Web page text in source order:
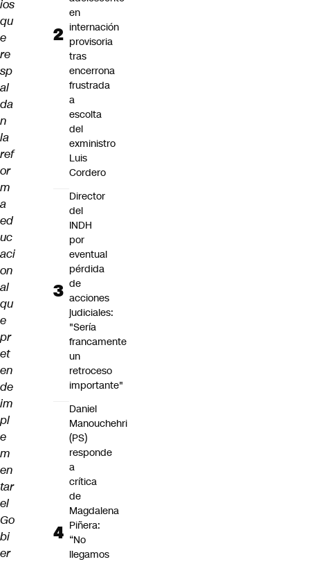
ios
qu
e
re
sp
al
da
n
la
ref
or
m
a
ed
uc
aci
on
al
qu
e
pr
et
en
de
im
pl
e
m
en
tar
el
Go
bi
er
en
internación
provisoria
tras
encerrona
frustrada
a
escolta
del
exministro
Luis
Cordero
Director
del
INDH
por
eventual
pérdida
de
acciones
judiciales:
"Sería
francamente
un
retroceso
importante"
Daniel
Manouchehri
(PS)
responde
a
crítica
de
Magdalena
Piñera:
“No
llegamos